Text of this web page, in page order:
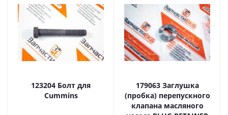
123204 Болт для
Cummins
179063 Заглушка
(пробка) перепускного
клапана масляного